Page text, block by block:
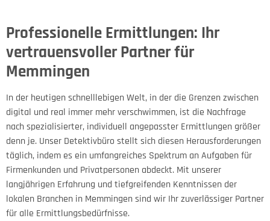
Professionelle Ermittlungen: Ihr
vertrauensvoller Partner für
Memmingen
In der heutigen schnelllebigen Welt, in der die Grenzen zwischen
digital und real immer mehr verschwimmen, ist die Nachfrage
nach spezialisierter, individuell angepasster Ermittlungen größer
denn je. Unser Detektivbüro stellt sich diesen Herausforderungen
täglich, indem es ein umfangreiches Spektrum an Aufgaben für
Firmenkunden und Privatpersonen abdeckt. Mit unserer
langjährigen Erfahrung und tiefgreifenden Kenntnissen der
lokalen Branchen in Memmingen sind wir Ihr zuverlässiger Partner
für alle Ermittlungsbedürfnisse.